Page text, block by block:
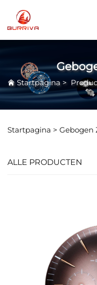
Startpagina>
Startpagina > Gebogen
ALLE PRODUCTEN